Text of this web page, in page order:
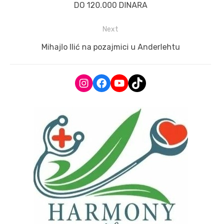
DO 120.000 DINARA
Next
Next
Mihajlo Ilić na pozajmici u Anderlehtu
Instagram
Facebook
YouTube
TikTok